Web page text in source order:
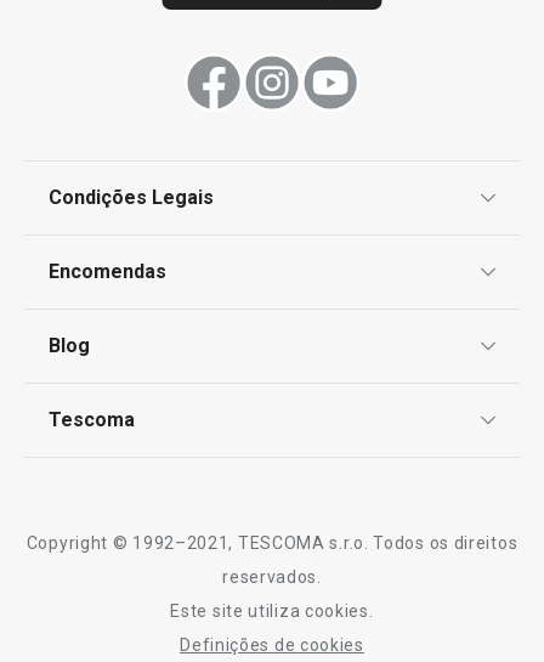
Condições Legais
Livro de Reclamações
Encomendas
Perguntas Frequentes
Blog
Tescoma
Copyright © 1992–2021, TESCOMA s.r.o. Todos os direitos
reservados.
Este site utiliza cookies.
Definições de cookies